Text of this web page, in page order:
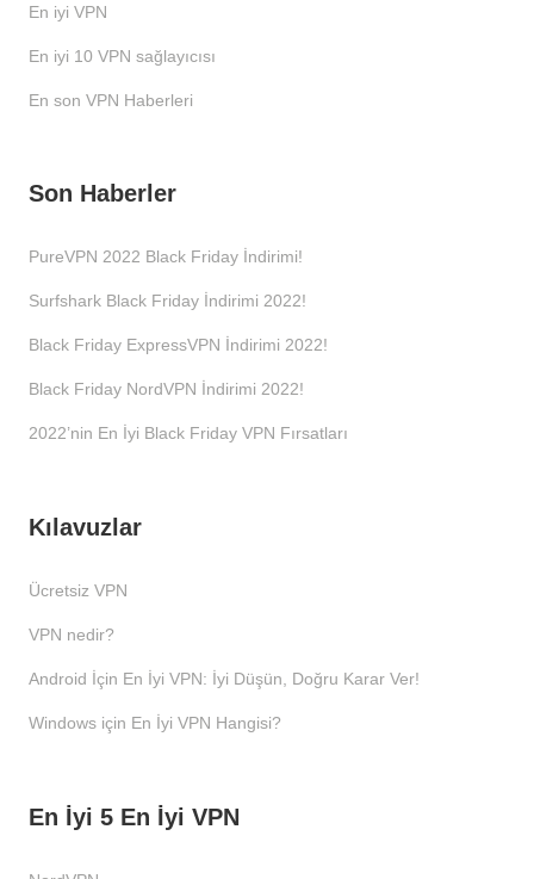
En iyi VPN
En iyi 10 VPN sağlayıcısı
En son VPN Haberleri
Son Haberler
PureVPN 2022 Black Friday İndirimi!
Surfshark Black Friday İndirimi 2022!
Black Friday ExpressVPN İndirimi 2022!
Black Friday NordVPN İndirimi 2022!
2022’nin En İyi Black Friday VPN Fırsatları
Kılavuzlar
Ücretsiz VPN
VPN nedir?
Android İçin En İyi VPN: İyi Düşün, Doğru Karar Ver!
Windows için En İyi VPN Hangisi?
En İyi 5 En İyi VPN